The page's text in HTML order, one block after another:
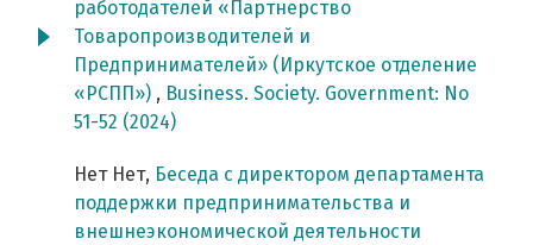
работодателей «Партнерство
Товаропроизводителей и
Предпринимателей» (Иркутское отделение
«РСПП») , Business. Society. Government: No
51-52 (2024)
Нет Нет, Беседа с директором департамента
поддержки предпринимательства и
внешнеэкономической деятельности